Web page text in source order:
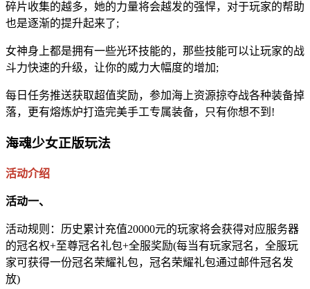
碎片收集的越多，她的力量将会越发的强悍，对于玩家的帮助
也是逐渐的提升起来了;
女神身上都是拥有一些光环技能的，那些技能可以让玩家的战
斗力快速的升级，让你的威力大幅度的增加;
每日任务推送获取超值奖励，参加海上资源掠夺战各种装备掉
落，更有熔炼炉打造完美手工专属装备，只有你想不到!
海魂少女正版玩法
活动介绍
活动一、
活动规则：历史累计充值20000元的玩家将会获得对应服务器
的冠名权+至尊冠名礼包+全服奖励(每当有玩家冠名，全服玩
家可获得一份冠名荣耀礼包，冠名荣耀礼包通过邮件冠名发
放)